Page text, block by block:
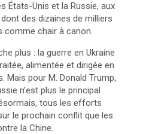
États-Unis et la Russie, aux
des dizaines de milliers
comme chair à canon.
plus : la guerre en Ukraine
alimentée et dirigée en
Mais pour M. Donald Trump,
n’est plus le principal
tous les efforts
le prochain conflit que les
la Chine.